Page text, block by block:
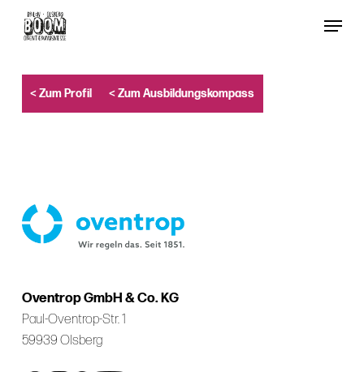
content
Menu
< Zum Profil < Zum Ausbildungskompass
Oventrop GmbH & Co. KG
Paul-Oventrop-Str. 1
59939 Olsberg